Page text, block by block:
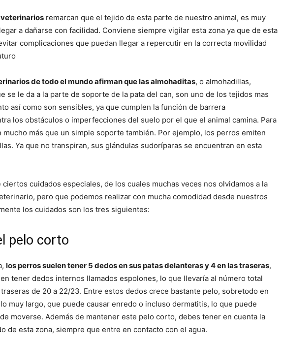
Fotos
de
remarcan que el tejido de esta parte de nuestro animal, es muy
a dañarse con facilidad. Conviene siempre vigilar esta zona ya que de esta
complicaciones que puedan llegar a repercutir en la correcta movilidad
de todo el mundo afirman que las almohaditas, o almohadillas,
se le da a la parte de soporte de la pata del can, son uno de los tejidos mas
así como son sensibles, ya que cumplen la función de barrera
los obstáculos o imperfecciones del suelo por el que el animal camina. Para
mucho más que un simple soporte también. Por ejemplo, los perros emiten
Ya que no transpiran, sus glándulas sudoríparas se encuentran en esta
ciertos cuidados especiales, de los cuales muchas veces nos olvidamos a la
pero que podemos realizar con mucha comodidad desde nuestros
los cuidados son los tres siguientes:
pelo corto
los perros suelen tener 5 dedos en sus patas delanteras y 4 en las traseras,
tener dedos internos llamados espolones, lo que llevaría al número total
de 20 a 22/23. Entre estos dedos crece bastante pelo, sobretodo en
muy largo, que puede causar enredo o incluso dermatitis, lo que puede
moverse. Además de mantener este pelo corto, debes tener en cuenta la
de esta zona, siempre que entre en contacto con el agua.